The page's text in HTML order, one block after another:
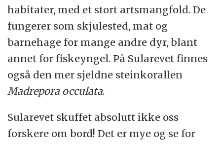
habitater, med et stort artsmangfold. De
fungerer som skjulested, mat og
barnehage for mange andre dyr, blant
annet for fiskeyngel. På Sularevet finnes
også den mer sjeldne steinkorallen
Madrepora occulata.
Sularevet skuffet absolutt ikke oss
forskere om bord! Det er mye og se for